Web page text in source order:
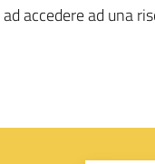
accedere ad una